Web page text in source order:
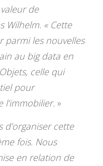
de
Wilhelm. « Cette
parmi les nouvelles
au big data en
celle qui
pour
»
d’organiser cette
fois. Nous
en relation de